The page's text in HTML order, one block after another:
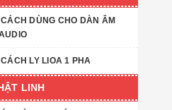
DÙNG CHO DÀN ÂM
LY LIOA 1 PHA
LINH